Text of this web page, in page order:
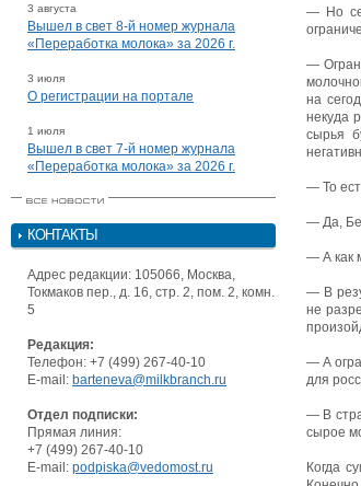
3 августа
Вышел в свет 8-й номер журнала
«Переработка молока» за 2026 г.
3 июля
О регистрации на портале
1 июля
Вышел в свет 7-й номер журнала
«Переработка молока» за 2026 г.
КОНТАКТЫ
Адрес редакции: 105066, Москва,
Токмаков пер., д. 16, стр. 2, пом. 2, комн.
5
Редакция:
Телефон: +7 (499) 267-40-10
E-mail: barteneva@milkbranch.ru
Отдел подписки:
Прямая линия:
+7 (499) 267-40-10
E-mail: podpiska@vedomost.ru
— Но
—
на
некуда
сырья
— То
— Да,
— А как
— В
не
— А
для
— В
сырое
Когда